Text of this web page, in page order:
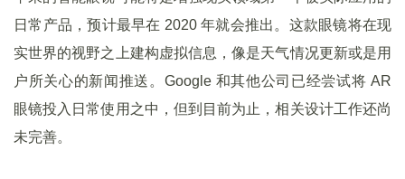
日常产品，预计最早在 2020 年就会推出。这款眼镜将在现
实世界的视野之上建构虚拟信息，像是天气情况更新或是用
户所关心的新闻推送。Google 和其他公司已经尝试将 AR
眼镜投入日常使用之中，但到目前为止，相关设计工作还尚
未完善。